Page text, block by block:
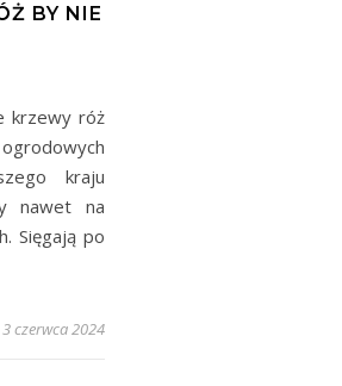
BY NIE
krzewy róż
kraju
nawet na
Sięgają po
3 czerwca 2024